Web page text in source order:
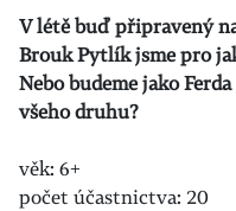
V létě buď připravený
Brouk Pytlík jsme pro
Nebo budeme jako
všeho druhu?
věk: 6+
počet účastnictva: 20